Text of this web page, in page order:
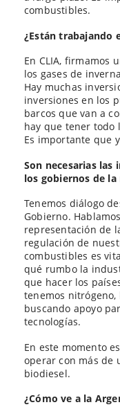
combustibles.
¿Están trabajando
En CLIA, firmamos
los gases de
Hay muchas
inversiones en los
barcos que van a
hay que tener todo
Es importante que
Son necesarias
los gobiernos de la
Tenemos diálogo
Gobierno.
representación de
regulación de
combustibles es
qué rumbo la
que hacer los
tenemos nitrógeno,
buscando apoyo
tecnologías.
En este momento
operar con más de
biodiesel.
¿Cómo ve a la